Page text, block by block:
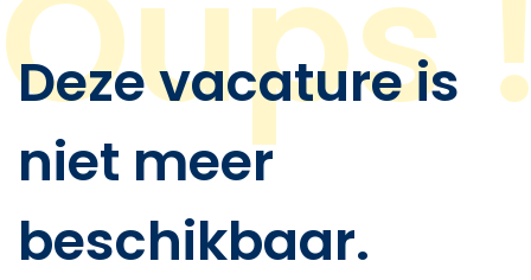
Deze vacature is
niet meer
beschikbaar.